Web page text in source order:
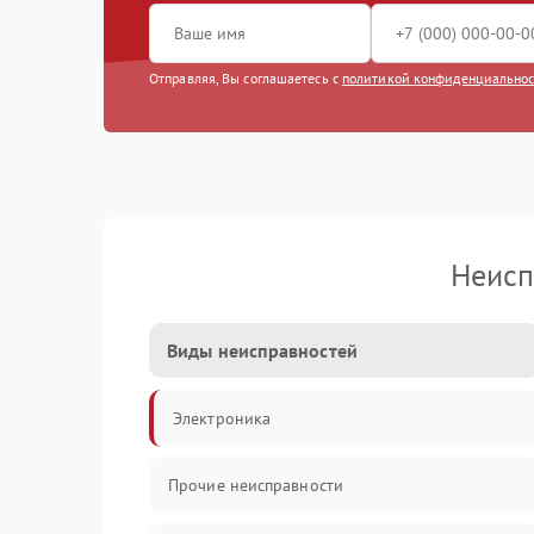
Отправляя, Вы соглашаетесь с политикой
Виды неисправностей
Электроника
Прочие неисправности